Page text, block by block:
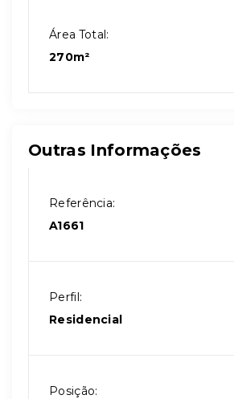
Área Total:
270m²
Outras Informações
Referência:
A1661
Perfil:
Residencial
Posição: